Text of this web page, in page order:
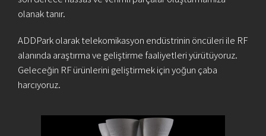
olanak tanır.
ADDPark olarak telekomikasyon endüstrinin öncüleri ile RF
alanında araştırma ve geliştirme faaliyetleri yürütüyoruz.
Geleceğin RF ürünlerini geliştirmek için yoğun çaba
harcıyoruz.